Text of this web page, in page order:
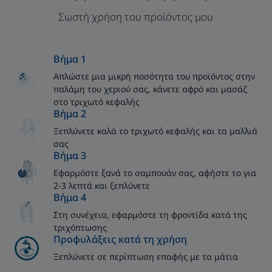
Σωστή χρήση του προϊόντος μου
Βήμα 1
Απλώστε μια μικρή ποσότητα του προϊόντος στην
παλάμη του χεριού σας, κάνετε αφρό και μασάζ
στο τριχωτό κεφαλής
Βήμα 2
Ξεπλύνετε καλά το τριχωτό κεφαλής και τα μαλλιά
σας
Βήμα 3
Εφαρμόστε ξανά το σαμπουάν σας, αφήστε το για
2-3 λεπτά και ξεπλύνετε
Βήμα 4
Στη συνέχεια, εφαρμόστε τη φροντίδα κατά της
τριχόπτωσης
Προφυλάξεις κατά τη χρήση
Ξεπλύνετε σε περίπτωση επαφής με τα μάτια